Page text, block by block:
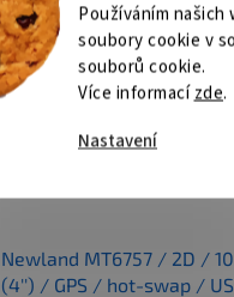
Používáním
soubory cookie v
souborů cookie.
Více informacízde.
Nastavení
Newland MT6757 / 2D /
(4'') / GPS / hot-swap /
Kód: